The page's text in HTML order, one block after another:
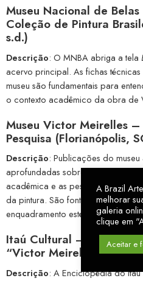
Museu Nacional de
Coleção de Pintura
s.d.)
Descrição: O MNBA abriga a tela
acervo principal. As fichas
museu são fundamentais para
o contexto acadêmico da obra de
Museu Victor Meirelles
Pesquisa (Florianópolis,
Descrição: Publicações do museu
aprofundadas sobre a trajetória
acadêmica e as pesquisas
da pintura. São fontes essenciais
enquadramento estético e político
Itaú Cultural –
“Victor Meirelles”
Descrição: A Enciclopédia do
A Brazil
melhorar
galeria
clique em
Aceitar e